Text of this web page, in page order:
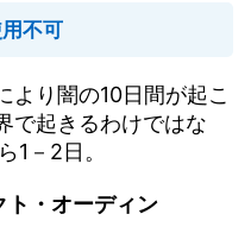
不可
より闇の10日間が起こ
で起きるわけではな
1－2日。
ト・オーディン